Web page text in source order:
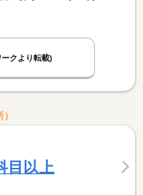
クより転載)
目以上